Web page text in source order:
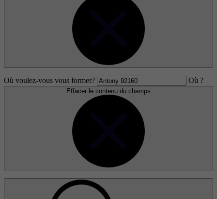
Où voulez-vous vous former? Où ?
Effacer le contenu du champs